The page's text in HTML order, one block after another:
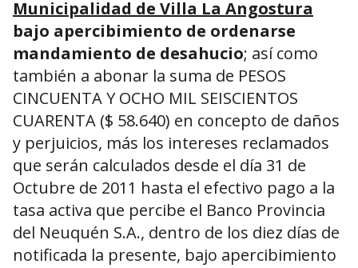
Municipalidad de Villa La Angostura
bajo apercibimiento de ordenarse
mandamiento de desahucio; así como
también a abonar la suma de PESOS
CINCUENTA Y OCHO MIL SEISCIENTOS
CUARENTA ($ 58.640) en concepto de daños
y perjuicios, más los intereses reclamados
que serán calculados desde el día 31 de
Octubre de 2011 hasta el efectivo pago a la
tasa activa que percibe el Banco Provincia
del Neuquén S.A., dentro de los diez días de
notificada la presente, bajo apercibimiento